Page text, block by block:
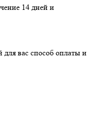
14 дней и
для вас способ оплаты и